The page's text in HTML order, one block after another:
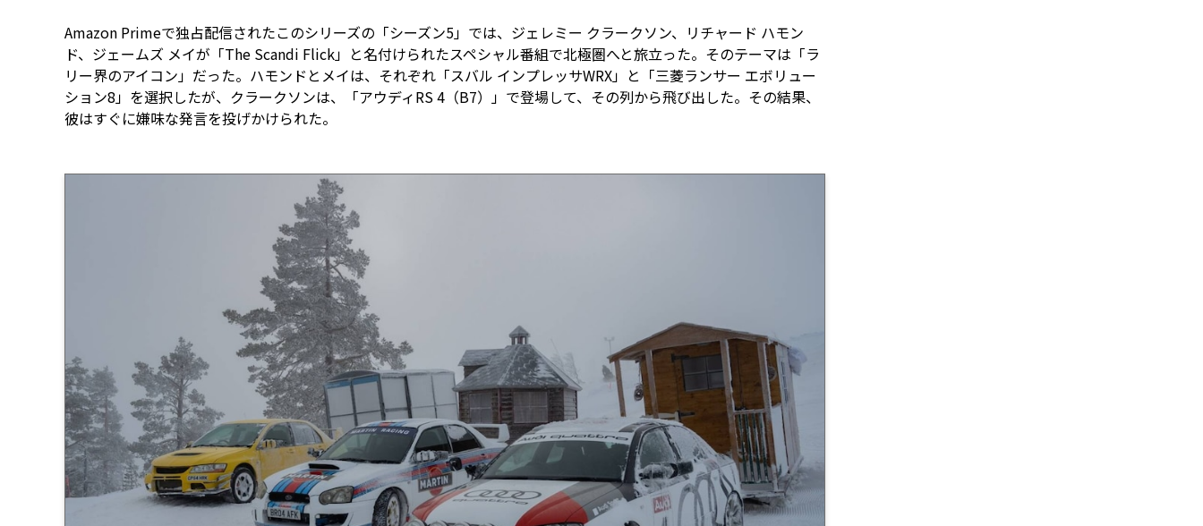
Amazon Primeで独占配信されたこのシリーズの「シーズン5」では、ジェレミー クラークソン、リチャード ハモン
ド、ジェームズ メイが「The Scandi Flick」と名付けられたスペシャル番組で北極圏へと旅立った。そのテーマは「ラ
リー界のアイコン」だった。ハモンドとメイは、それぞれ「スバル インプレッサWRX」と「三菱ランサー エボリュー
ション8」を選択したが、クラークソンは、「アウディRS 4（B7）」で登場して、その列から飛び出した。その結果、
彼はすぐに嫌味な発言を投げかけられた。